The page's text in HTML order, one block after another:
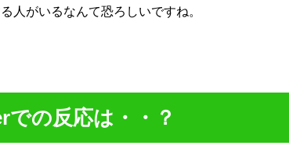
人がいるなんて恐ろしいですね。
での反応は・・？